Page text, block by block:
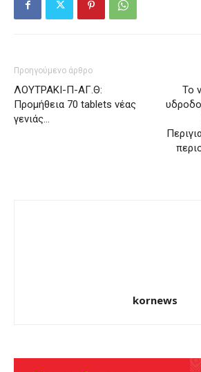
Προηγούμενο άρθρο
ΛΟΥΤΡΑΚΙ-Π-ΑΓ.Θ:
Προμήθεια 70 tablets νέας
γενιάς…
Το
kornews